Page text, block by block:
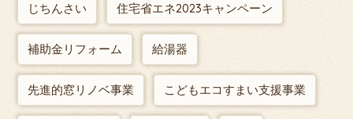
じちんさい 住宅省エネ2023キャンペーン
補助金リフォーム 給湯器
先進的窓リノベ事業 こどもエコすまい支援事業